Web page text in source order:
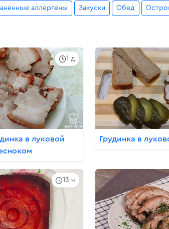
аллергены Закуски Обед
1 д
в луковой
Грудинка в
13 ч